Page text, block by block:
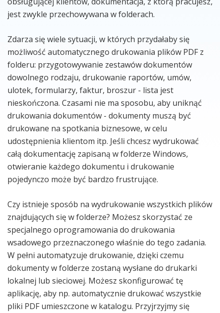
jest zwykle przechowywana w folderach.
Zdarza się wiele sytuacji, w których przydałaby się
możliwość automatycznego drukowania plików PDF z
folderu: przygotowywanie zestawów dokumentów
dowolnego rodzaju, drukowanie raportów, umów,
ulotek, formularzy, faktur, broszur - lista jest
nieskończona. Czasami nie ma sposobu, aby uniknąć
drukowania dokumentów - dokumenty muszą być
drukowane na spotkania biznesowe, w celu
udostępnienia klientom itp. Jeśli chcesz wydrukować
całą dokumentację zapisaną w folderze Windows,
otwieranie każdego dokumentu i drukowanie
pojedynczo może być bardzo frustrujące.
Czy istnieje sposób na wydrukowanie wszystkich plików
znajdujących się w folderze? Możesz skorzystać ze
specjalnego oprogramowania do drukowania
wsadowego przeznaczonego właśnie do tego zadania.
W pełni automatyzuje drukowanie, dzięki czemu
dokumenty w folderze zostaną wysłane do drukarki
lokalnej lub sieciowej. Możesz skonfigurować tę
aplikację, aby np. automatycznie drukować wszystkie
pliki PDF umieszczone w katalogu. Przyjrzyjmy się